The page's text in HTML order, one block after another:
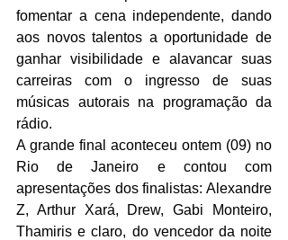
fomentar a cena independente, dando
aos novos talentos a oportunidade de
ganhar visibilidade e alavancar suas
carreiras com o ingresso de suas
músicas autorais na programação da
rádio.
A grande final aconteceu ontem (09) no
Rio de Janeiro e contou com
apresentações dos finalistas: Alexandre
Z, Arthur Xará, Drew, Gabi Monteiro,
Thamiris e claro, do vencedor da noite